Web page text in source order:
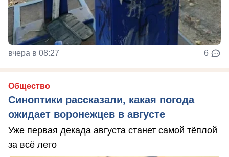
вчера в 08:27 6
Общество
Синоптики рассказали, какая погода
ожидает воронежцев в августе
Уже первая декада августа станет самой тёплой
за всё лето